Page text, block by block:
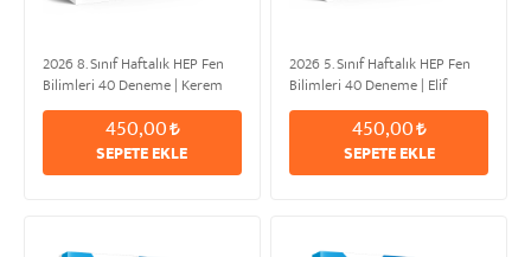
2026 8. Sınıf Haftalık HEP Fen
Bilimleri 40 Deneme | Kerem
KARAOĞUZ
450,00
SEPETE EKLE
2026 5. Sınıf Haftalık HEP Fen
Bilimleri 40 Deneme | Elif
CENGİZ
450,00
SEPETE EKLE